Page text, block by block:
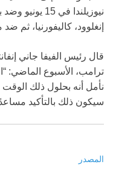
إنغلوود، كاليفورنيا، ثم ضد مصر في 26
قال رئيس الفيفا جاني
ترامب، الأسبوع الماضي:
نأمل أنه بحلول ذلك
سيكون ذلك بالتأكيد
المصدر